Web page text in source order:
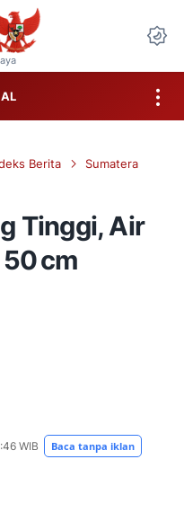
Berita
Sumatera
Tinggi, Air
cm
WIB Baca tanpa iklan